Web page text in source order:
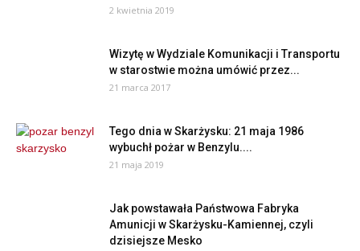
2 kwietnia 2019
Wizytę w Wydziale Komunikacji i Transportu
w starostwie można umówić przez...
21 marca 2017
Tego dnia w Skarżysku: 21 maja 1986
wybuchł pożar w Benzylu....
21 maja 2019
Jak powstawała Państwowa Fabryka
Amunicji w Skarżysku-Kamiennej, czyli
dzisiejsze Mesko